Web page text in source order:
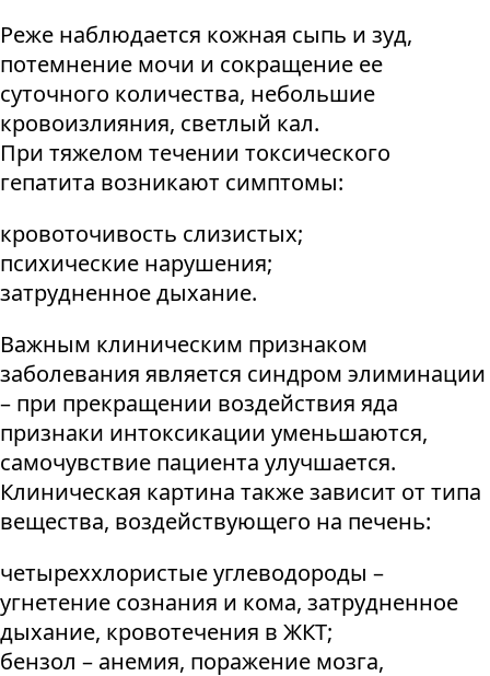
Реже наблюдается кожная сыпь и зуд,
потемнение мочи и сокращение ее
суточного количества, небольшие
кровоизлияния, светлый кал.
При тяжелом течении токсического
гепатита возникают симптомы:
кровоточивость слизистых;
психические нарушения;
затрудненное дыхание.
Важным клиническим признаком
заболевания является синдром элиминации
– при прекращении воздействия яда
признаки интоксикации уменьшаются,
самочувствие пациента улучшается.
Клиническая картина также зависит от типа
вещества, воздействующего на печень:
четыреххлористые углеводороды –
угнетение сознания и кома, затрудненное
дыхание, кровотечения в ЖКТ;
бензол – анемия, поражение мозга,